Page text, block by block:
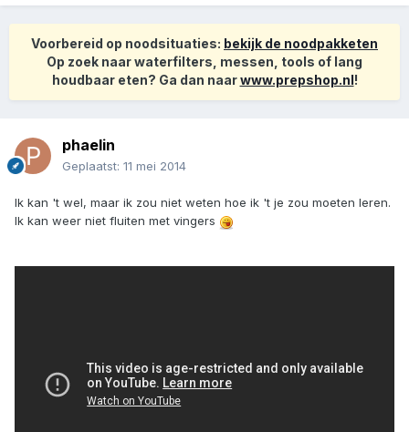
Voorbereid op noodsituaties: bekijk de noodpakketen
Op zoek naar waterfilters, messen, tools of lang
houdbaar eten? Ga dan naarwww.prepshop.nl!
phaelin
Geplaatst: 11 mei 2014
Ik kan 't wel, maar ik zou niet weten hoe ik 't je zou moeten leren.
Ik kan weer niet fluiten met vingers